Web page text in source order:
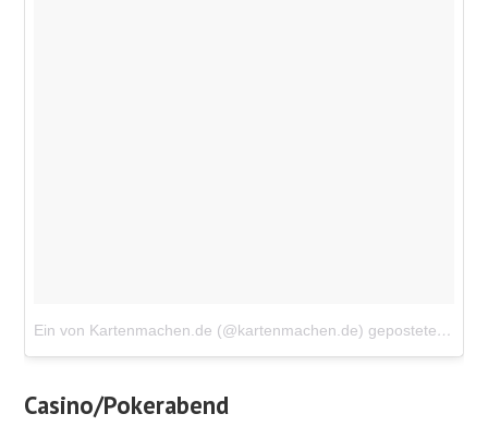
Ein von Kartenmachen.de (@kartenmachen.de) gepostetes Foto
Casino/Pokerabend